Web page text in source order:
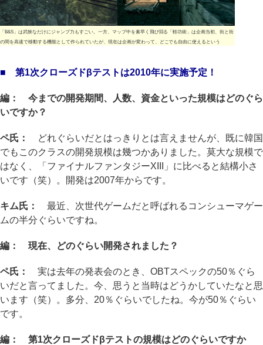
「B&S」は武狭なだけにジャンプ力もすごい。一方、マップ中を素早く飛び回る「軽功術」は企画当初、街と街
の間を高速で移動する機能として作られていたが、現在は企画が変わって、どこでも自由に使えるという
■ 第1次クローズドβテストは2010年に実施予定！
編： 今までの開発期間、人数、資金といった規模はどのぐら
いですか？
ペ氏：
どれぐらいだとはっきりとは言えませんが、既に韓国
でもこのクラスの開発規模は幾つかありました。莫大な規模で
はなく、「ファイナルファンタジーXIII」に比べると結構小さ
いです（笑）。開発は2007年からです。
キム氏：
最近、次世代ゲームだと呼ばれるコンシューマゲー
ムの半分ぐらいですね。
編： 現在、どのぐらい開発されました？
ペ氏：
実は去年の発表会のとき、OBTスペックの50％ぐら
いだと言ってました。今、思うと当時はどうかしていたなと思
います（笑）。多分、20％ぐらいでしたね。今が50％ぐらい
です。
編： 第1次クローズドβテストの規模はどのぐらいですか